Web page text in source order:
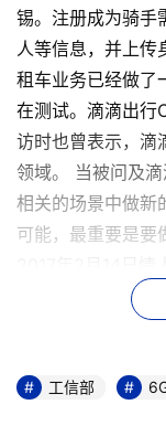
锡。注册成为骑手
人等信息，并上传
租车业务已经做了
在测试。滴滴出行
访时也曾表示，滴
领域。 当被问及
相关的场景中做新
可能，最重要是要
功能，该功能允
其它网约车公司
程维和美团点评
工信部